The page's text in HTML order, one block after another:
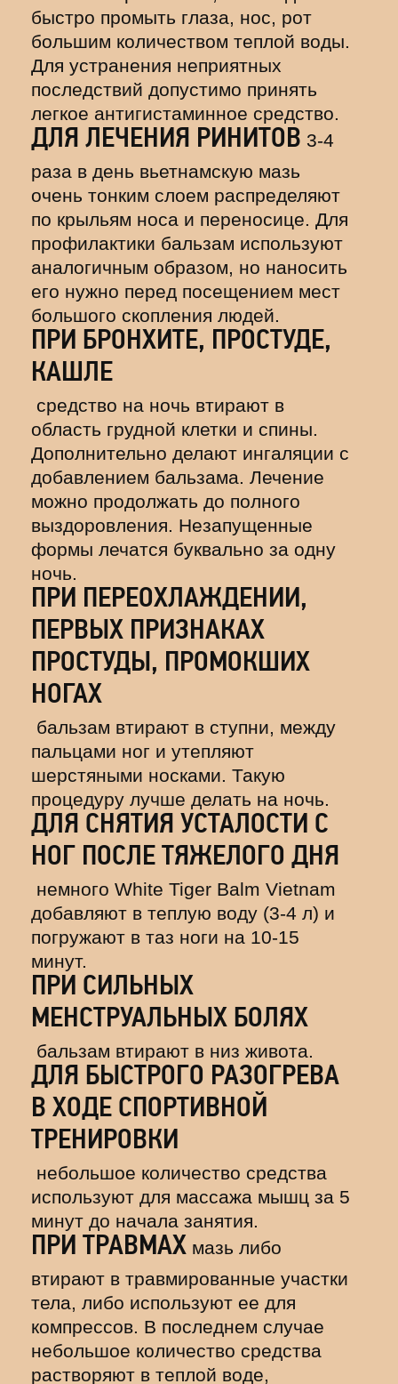
быстро промыть глаза, нос, рот
большим количеством теплой воды.
Для устранения неприятных
последствий допустимо принять
легкое антигистаминное средство.
ДЛЯ ЛЕЧЕНИЯ РИНИТОВ 3-4
раза в день вьетнамскую мазь
очень тонким слоем распределяют
по крыльям носа и переносице. Для
профилактики бальзам используют
аналогичным образом, но наносить
его нужно перед посещением мест
большого скопления людей.
ПРИ БРОНХИТЕ, ПРОСТУДЕ,
КАШЛЕ
средство на ночь втирают в
область грудной клетки и спины.
Дополнительно делают ингаляции с
добавлением бальзама. Лечение
можно продолжать до полного
выздоровления. Незапущенные
формы лечатся буквально за одну
ночь.
ПРИ ПЕРЕОХЛАЖДЕНИИ,
ПЕРВЫХ ПРИЗНАКАХ
ПРОСТУДЫ, ПРОМОКШИХ
НОГАХ
бальзам втирают в ступни, между
пальцами ног и утепляют
шерстяными носками. Такую
процедуру лучше делать на ночь.
ДЛЯ СНЯТИЯ УСТАЛОСТИ С
НОГ ПОСЛЕ ТЯЖЕЛОГО ДНЯ
немного White Tiger Balm Vietnam
добавляют в теплую воду (3-4 л) и
погружают в таз ноги на 10-15
минут.
ПРИ СИЛЬНЫХ
МЕНСТРУАЛЬНЫХ БОЛЯХ
бальзам втирают в низ живота.
ДЛЯ БЫСТРОГО РАЗОГРЕВА
В ХОДЕ СПОРТИВНОЙ
ТРЕНИРОВКИ
небольшое количество средства
используют для массажа мышц за 5
минут до начала занятия.
ПРИ ТРАВМАХ мазь либо
втирают в травмированные участки
тела, либо используют ее для
компрессов. В последнем случае
небольшое количество средства
растворяют в теплой воде,